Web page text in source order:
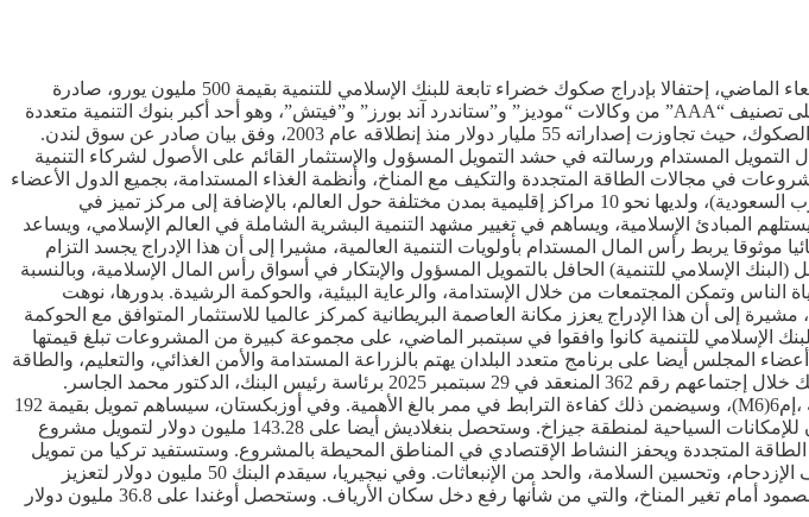
إفتتح رئيس مجموعة البنك الإسلامي للتنمية، الدكتور محمد الجاسر، سوق لندن للأوراق المالية؛ يوم الأربعاء الماضي، إحتفالا بإدراج صكوك خضراء تابعة للبنك الإسلامي للتنمية بقيمة 500 مليون يورو، صادرة
بموجب إطار عمل التمويل المستدام المحسن الخاص بالبنك لعام 2025. وحصل البنك الإسلامي للتنمية على تصنيف “AAA” من وكالات “موديز” و”ستاندرد آند بورز” و”فيتش”، وهو أحد أكبر بنوك التنمية متعددة
الأطراف في العالم، حيث يخدم 57 دولة عضوا، موزعة على 4 قارات. ولطالما كان البنك رائدا في سوق الصكوك، حيث تجاوزت إصداراته 55 مليار دولار منذ إنطلاقه عام 2003، وفق بيان صادر عن سوق لندن.
التمويل المستدام ورسالته في حشد التمويل المسؤول والإستثمار القائم على الأصول لشركاء التنمية
التي حققت رقما قياسيا في تجاوز الإكتتاب بـ5 أضعاف، لتمويل المشروعات في مجالات الطاقة المتجددة والتكيف مع المناخ، وأنظمة الغذاء المستدامة، بجميع الدول الأعضاء
المؤهلة في “البنك الإسلامي للتنمية”. ويقع المقر الرئيسي لمجموعة البنك الإسلامي للتنمية في جدة (غرب السعودية)، ولديها نحو 10 مراكز إقليمية بمدن مختلفة حول العالم، بالإضافة إلى مركز تميز في
المبادئ الإسلامية، ويساهم في تغيير مشهد التنمية البشرية الشاملة في العالم الإسلامي، ويساعد
يربط رأس المال المستدام بأولويات التنمية العالمية، مشيرا إلى أن هذا الإدراج يجسد التزام
الإسلامي للتنمية) الحافل بالتمويل المسؤول والإبتكار في أسواق رأس المال الإسلامية، وبالنسبة
وتمكن المجتمعات من خلال الإستدامة، والرعاية البيئية، والحوكمة الرشيدة. بدورها، نوهت
إلى أن هذا الإدراج يعزز مكانة العاصمة البريطانية كمركز عالميا للاستثمار المتوافق مع الحوكمة
الإسلامي للتنمية كانوا وافقوا في سبتمبر الماضي، على مجموعة كبيرة من المشروعات تبلغ قيمتها
ووافق أعضاء المجلس أيضا على برنامج متعدد البلدان يهتم بالزراعة المستدامة والأمن الغذائي، والتعليم، والطاقة
المتجددة، والصحة، وتكنولوجيا المعلومات والإتصالات، والنقل، والموارد المائية، وإصلاحات الحوكمة، وذلك خلال إجتماعهم رقم 362 المنعقد في 29 سبتمبر 2025 برئاسة رئيس البنك، الدكتور محمد الجاسر.
وبفضل هذه الإعتمادات، سيعزز قطاع النقل في باكستان بتمويل قدره 475 مليون دولار للطريق السريعة ،إم6(M6)، وسيضمن ذلك كفاءة الترابط في ممر بالغ الأهمية. وفي أوزبكستان، سيساهم تمويل بقيمة 192
مليون دولار من البنك في تطوير طريق “4 آر 40 (4R40) “ لتعزيز الترابط وتحفيز الإستثمار وإطلاق العنان للإمكانات السياحية لمنطقة جيزاخ. وستحصل بنغلاديش أيضا على 143.28 مليون دولار لتمويل مشروع
الذي سيعزز قدرة توليد الطاقة المتجددة ويحفز النشاط الإقتصادي في المناطق المحيطة بالمشروع. وستستفيد تركيا من تمويل
إنمائي بقيمة 140 مليون يورو من البنك للطريق السريعة الرابطة بين أنطاليا وألانيا، وسيسمح ذلك بتخفيف الإزدحام، وتحسين السلامة، والحد من الإنبعاثات. وفي نيجيريا، سيقدم البنك 50 مليون دولار لتعزيز
القدرة على الصمود بقطاع الزراعة في يوبي، ودعم سلاسل القيمة الموجهة نحو السوق، والقادرة على الصمود أمام تغير المناخ، والتي من شأنها رفع دخل سكان الأرياف. وستحصل أوغندا على 36.8 مليون دولار